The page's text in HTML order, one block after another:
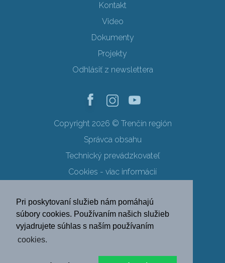
Pri poskytovaní služieb nám pomáhajú
súbory cookies. Používaním našich služieb
vyjadrujete súhlas s naším používaním
cookies.
Kontakt
Video
Dokumenty
Projekty
Odhlásiť z newslettera
Copyright 2026 © Trenčín región
Správca obsahu
Technický prevádzkovateľ
Cookies - viac informácií
Ochrana osobných údajov
SK EN DE
PL